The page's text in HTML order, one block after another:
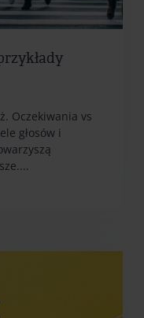
Oczekiwania vs
głosów i